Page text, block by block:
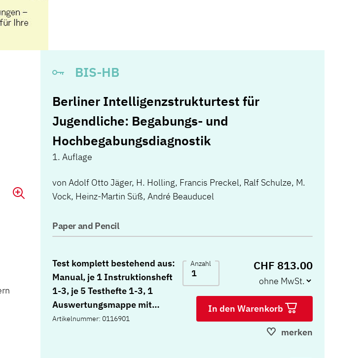
BIS-HB
Berliner Intelligenzstrukturtest für
Jugendliche: Begabungs- und
Hochbegabungsdiagnostik
1. Auflage
von Adolf Otto Jäger, H. Holling, Francis Preckel, Ralf Schulze, M.
Vock, Heinz-Martin Süß, André Beauducel
Paper and Pencil
Test komplett bestehend aus:
Manual, je 1 Instruktionsheft
1-3, je 5 Testhefte 1-3, 1
Auswertungsmappe mit
Schablonen und
Artikelnummer: 0116901
Anzahl CHF 813.00
In den Warenkorb
merken